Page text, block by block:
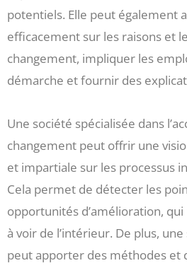
potentiels. Elle peut également
efficacement sur les raisons et
changement, impliquer les
démarche et fournir des
Une société spécialisée dans
changement peut offrir une
et impartiale sur les processus
Cela permet de détecter les
opportunités d’amélioration,
à voir de l’intérieur. De plus,
peut apporter des méthodes et